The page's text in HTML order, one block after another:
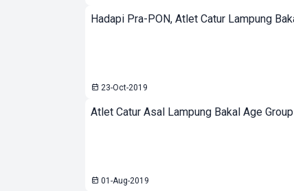
Hadapi Pra-PON, Atlet Catur Lampung
23-Oct-2019
Atlet Catur Asal Lampung Bakal Age
01-Aug-2019